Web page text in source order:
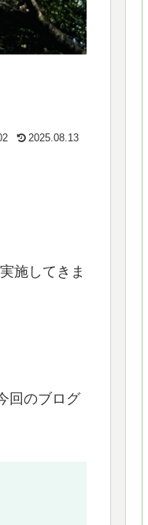
2025.08.13
施してきま
回のブログ